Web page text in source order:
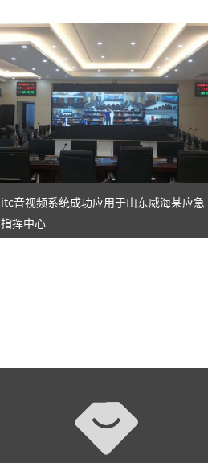
itc音视频系统成功应用于山东威海某应急
指挥中心